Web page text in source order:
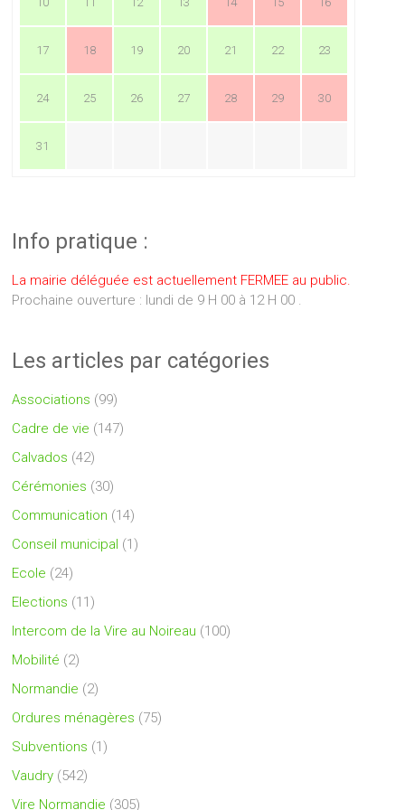
17 18 19 20 21 22 23
24 25 26 27 28 29 30
31
Info pratique :
La mairie déléguée est actuellement FERMEE au public.
Prochaine ouverture : lundi de 9 H 00 à 12 H 00 .
Les articles par catégories
Associations (99)
Cadre de vie (147)
Calvados (42)
Cérémonies (30)
Communication (14)
Conseil municipal (1)
Ecole (24)
Elections (11)
Intercom de la Vire au Noireau (100)
Mobilité (2)
Normandie (2)
Ordures ménagères (75)
Subventions (1)
Vaudry (542)
Vire Normandie (305)